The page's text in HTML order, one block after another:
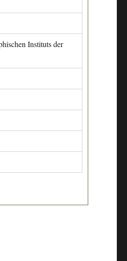
Instituts der